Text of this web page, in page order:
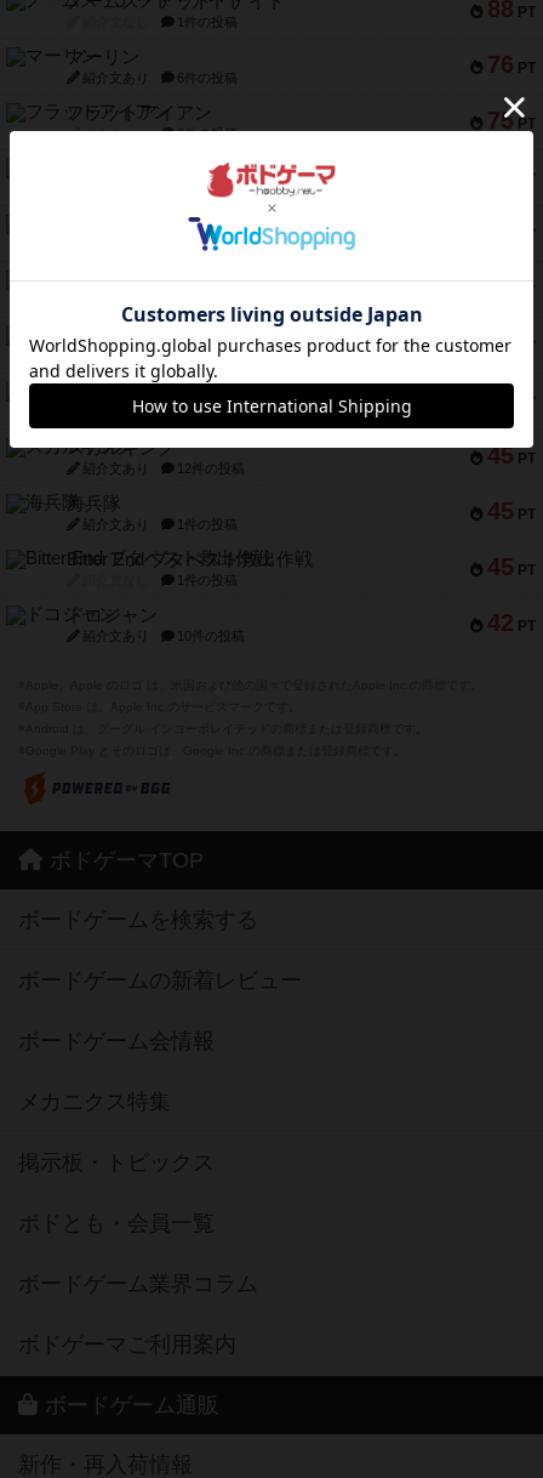
88 PT
1件の投稿
76 PT
マーリン
紹介文あり 6件の投稿
75 PT
フラットアイアン
紹介文なし 2件の投稿
PT
トランスオリエント・エクスプレス
1件の投稿
PT
アンブッシュ！：ムーブアウト！
1件の投稿
51 PT
キャプテン・フリップ：イスラ・ボンバ
46 PT
ガルフストライク
紹介文あり 1件の投稿
PT
紹介文なし 8件の投稿
45 PT
スカルキング
紹介文あり 12件の投稿
45 PT
海兵隊
紹介文あり 1件の投稿
45 PT
Bitter End ブタペスト救出作戦
1件の投稿
42 PT
ドコジャン
紹介文あり 10件の投稿
ボドゲーマTOP
ボードゲームを検索する
ボードゲームの新着レビュー
ボードゲーム会情報
メカニクス特集
掲示板・トピックス
ボドとも・会員一覧
ボードゲーム業界コラム
ボドゲーマご利用案内
ボードゲーム通販
新作・再入荷情報